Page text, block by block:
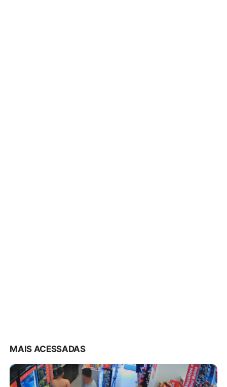
MAIS ACESSADAS